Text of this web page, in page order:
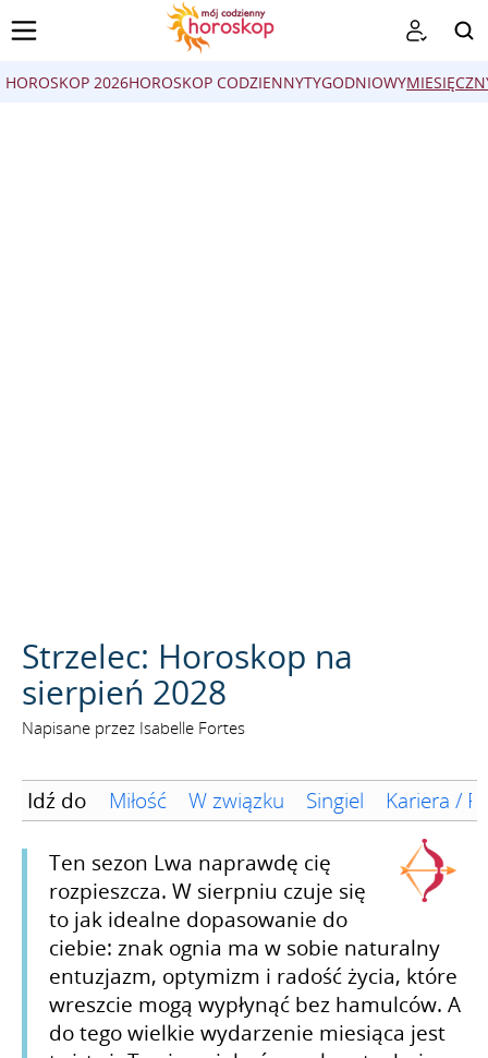
HOROSKOP 2026HOROSKOP CODZIENNYTYGODNIOWY
Strzelec: Horoskop na
sierpień 2028
Napisane przez Isabelle Fortes
Idź do Miłość W związku Singiel Kariera /
Ten sezon Lwa naprawdę cię
rozpieszcza. W sierpniu czuje się
to jak idealne dopasowanie do
ciebie: znak ognia ma w sobie naturalny
entuzjazm, optymizm i radość życia, które
wreszcie mogą wypłynąć bez hamulców. A
do tego wielkie wydarzenie miesiąca jest